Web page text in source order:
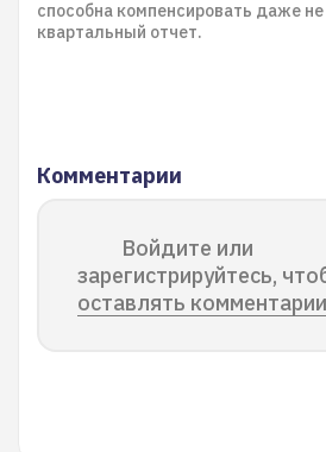
способна компенсировать даже
квартальный отчет.
Комментарии
Войдите или
зарегистрируйтесь,
оставлять комментарии